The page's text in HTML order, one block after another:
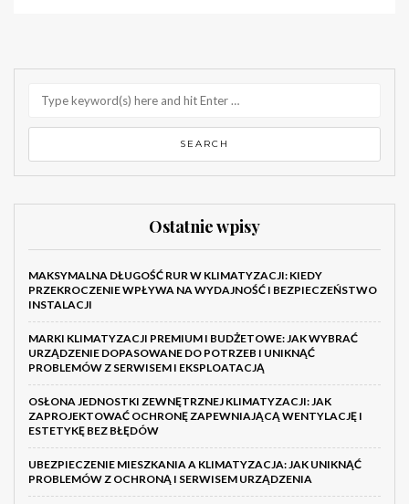
Ostatnie wpisy
MAKSYMALNA DŁUGOŚĆ RUR W KLIMATYZACJI: KIEDY
PRZEKROCZENIE WPŁYWA NA WYDAJNOŚĆ I BEZPIECZEŃSTWO
INSTALACJI
MARKI KLIMATYZACJI PREMIUM I BUDŻETOWE: JAK WYBRAĆ
URZĄDZENIE DOPASOWANE DO POTRZEB I UNIKNĄĆ
PROBLEMÓW Z SERWISEM I EKSPLOATACJĄ
OSŁONA JEDNOSTKI ZEWNĘTRZNEJ KLIMATYZACJI: JAK
ZAPROJEKTOWAĆ OCHRONĘ ZAPEWNIAJĄCĄ WENTYLACJĘ I
ESTETYKĘ BEZ BŁĘDÓW
UBEZPIECZENIE MIESZKANIA A KLIMATYZACJA: JAK UNIKNĄĆ
PROBLEMÓW Z OCHRONĄ I SERWISEM URZĄDZENIA